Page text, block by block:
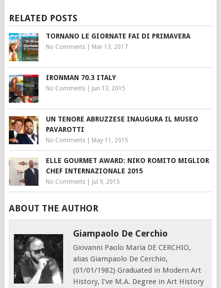
RELATED POSTS
TORNANO LE GIORNATE FAI DI PRIMAVERA
No Comments| Mar 13, 2017
IRONMAN 70.3 ITALY
No Comments| Jun 13, 2015
UN TENORE ABRUZZESE INAUGURA IL MUSEO
PAVAROTTI
No Comments| May 11, 2015
ELLE GOURMET AWARD: NIKO ROMITO MIGLIOR
CHEF INTERNAZIONALE 2015
No Comments| Jul 9, 2015
ABOUT THE AUTHOR
Giampaolo De Cerchio
Giovanni Paolo Maria DE CERCHIO,
alias Giampaolo De Cerchio,
(01/01/1982) Graduated in Modern Art
History, I've M.A. Degree in Art History